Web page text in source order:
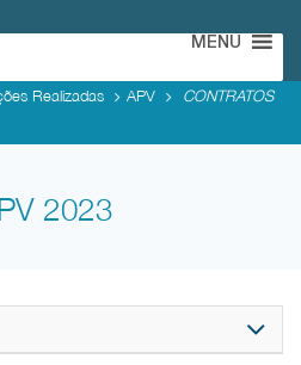
MENU
Realizadas APV
CONTRATOS
2023